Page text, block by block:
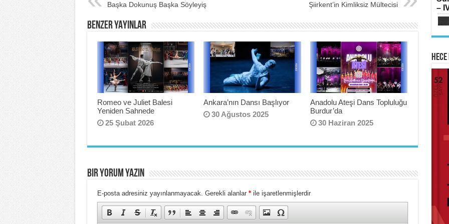
b
o
o
k
st
Başka Dokunuş Başka Söyleyiş Şiirkent’in Kimliksiz Mültecisi
BENZER YAYINLAR
Romeo ve Juliet Balesi
Yeniden Sahnede
25 Şubat 2026
Ankara’nın Dansı Başlıyor
30 Ağustos 2025
Anadolu Ateşi Dans Topluluğu
Burdur’da
30 Haziran 2025
BIR YORUM YAZIN
E-posta adresiniz yayınlanmayacak. Gerekli alanlar *ile işaretlenmişlerdir
–